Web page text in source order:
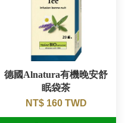
德國Alnatura有機晚安舒
眠袋茶
NT$ 160 TWD